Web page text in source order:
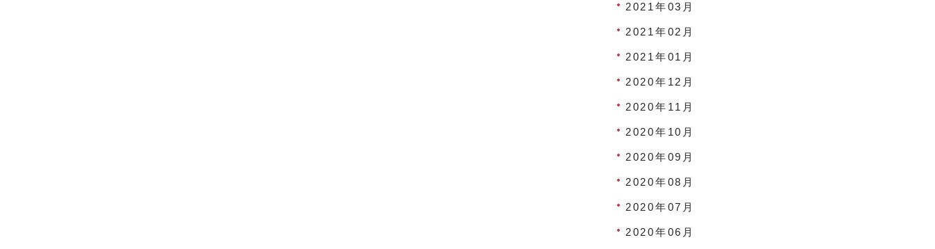
2021年03月
2021年02月
2021年01月
2020年12月
2020年11月
2020年10月
2020年09月
2020年08月
2020年07月
2020年06月